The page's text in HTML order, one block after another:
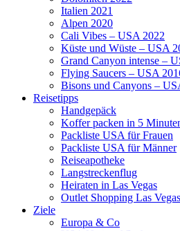
Italien 2021
Alpen 2020
Cali Vibes – USA 2022
Küste und Wüste – USA
Grand Canyon intense –
Flying Saucers – USA
Bisons und Canyons –
Reisetipps
Handgepäck
Koffer packen in 5
Packliste USA für Frauen
Packliste USA für Männer
Reiseapotheke
Langstreckenflug
Heiraten in Las Vegas
Outlet Shopping Las
Ziele
Europa & Co